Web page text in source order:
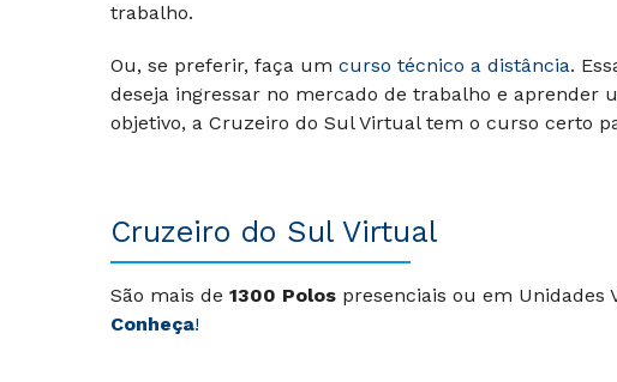
trabalho.
Ou, se preferir, faça um curso técnico a distância.
deseja ingressar no mercado de trabalho e aprender
objetivo, a Cruzeiro do Sul Virtual tem o curso certo
Cruzeiro do Sul Virtual
São mais de 1300 Polos presenciais ou em Unidades
Conheça!